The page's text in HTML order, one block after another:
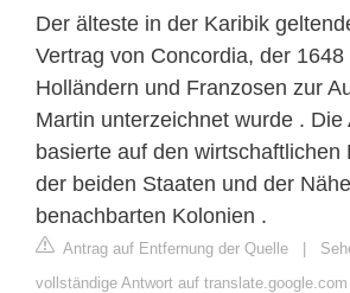
Der älteste in der Karibik
Vertrag von Concordia, der
Holländern und Franzosen zur
Martin unterzeichnet wurde . Die
basierte auf den wirtschaftlichen
der beiden Staaten und der
benachbarten Kolonien .
Antrag auf Entfernung der Quelle |
vollständige Antwort auf